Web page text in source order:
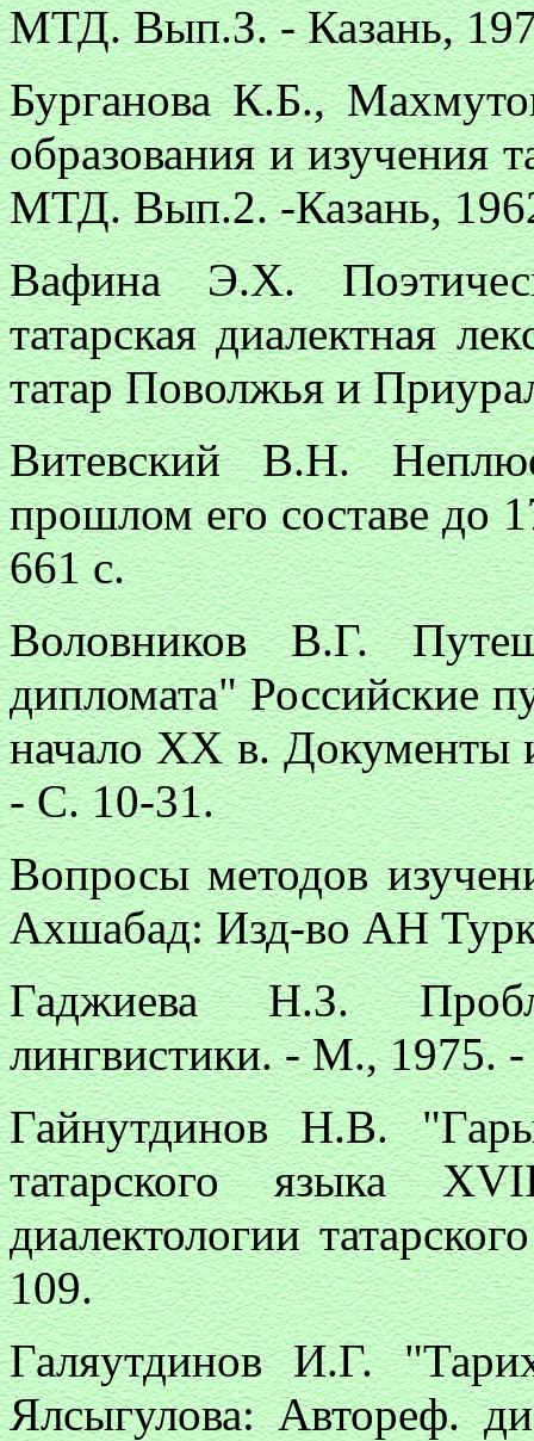
МТД. Вып.З. - Казань,
Бурганова К.Б.,
образования и изучения
МТД. Вып.2. -Казань,
Вафина Э.Х.
татарская диалектная
татар Поволжья и
Витевский В.Н.
прошлом его составе до
661 с.
Воловников В.Г.
дипломата" Российские
начало XX в.
- С. 10-31.
Вопросы методов
Ахшабад: Изд-во АН
Гаджиева Н.З.
лингвистики. - М., 1975. -
Гайнутдинов Н.В.
татарского языка
диалектологии
109.
Галяутдинов И.Г.
Ялсыгулова: Автореф.